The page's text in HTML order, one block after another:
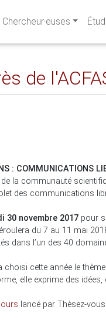
Chercheur·euses
de
: COMMUNICATIONS
la communauté
des communications
30 novembre 2017 pour
du 7 au 11 mai
dans l’un des 40
choisi cette année le
elle exprime des
lancé par Thèsez-